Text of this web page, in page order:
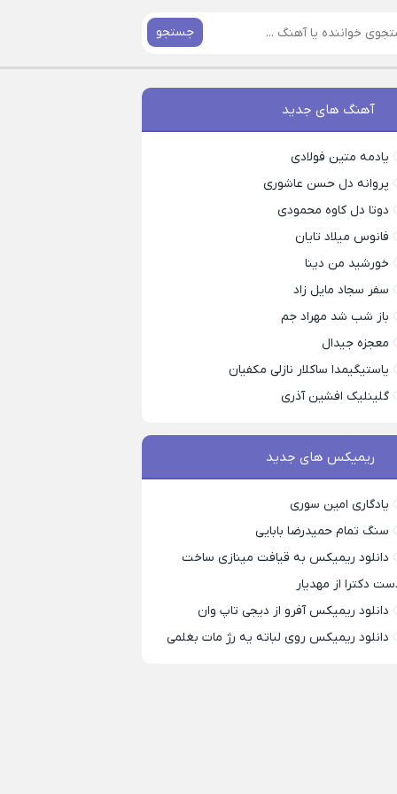
جستجو
آهنگ های جدید
یادمه متین فولادی
پروانه دل حسن عاشوری
دوتا دل کاوه محمودی
فانوس میلاد تایان
خورشید من دینا
سفر سجاد مایل زاد
باز شب شد مهراد جم
معجزه جیدال
یاستیگیمدا ساکلار نازلی مکفیان
گلینلیک افشین آذری
ریمیکس های جدید
یادگاری امین سوری
سنگ تمام حمیدرضا بابایی
دانلود ریمیکس به قیافت مینازی ساخت
دکترا از مهدیار
دانلود ریمیکس آفرو از ديجی تاپ وان
دانلود ریمیکس روی لباته یه رژ مات بغلمی